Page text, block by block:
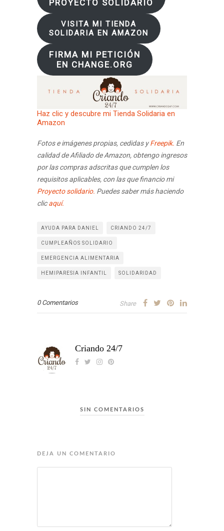
PROYECTO SOLIDARIO
VISITA MI TIENDA
SOLIDARIA EN AMAZON
FIRMA MI PETICIÓN
EN CHANGE.ORG
Haz clic y descubre mi Tienda Solidaria en
Amazon
Fotos e imágenes propias, cedidas yFreepik. En
calidad de Afiliado de Amazon, obtengo ingresos
por las compras adscritas que cumplen los
requisitos aplicables, con las que financio mi
Proyecto solidario. Puedes saber más haciendo
clicaquí.
AYUDA PARA DANIEL CRIANDO 24/7
CUMPLEAÑOS SOLIDARIO
EMERGENCIA ALIMENTARIA
HEMIPARESIA INFANTIL SOLIDARIDAD
0 Comentarios Share
Criando 24/7
SIN COMENTARIOS
DEJA UN COMENTARIO